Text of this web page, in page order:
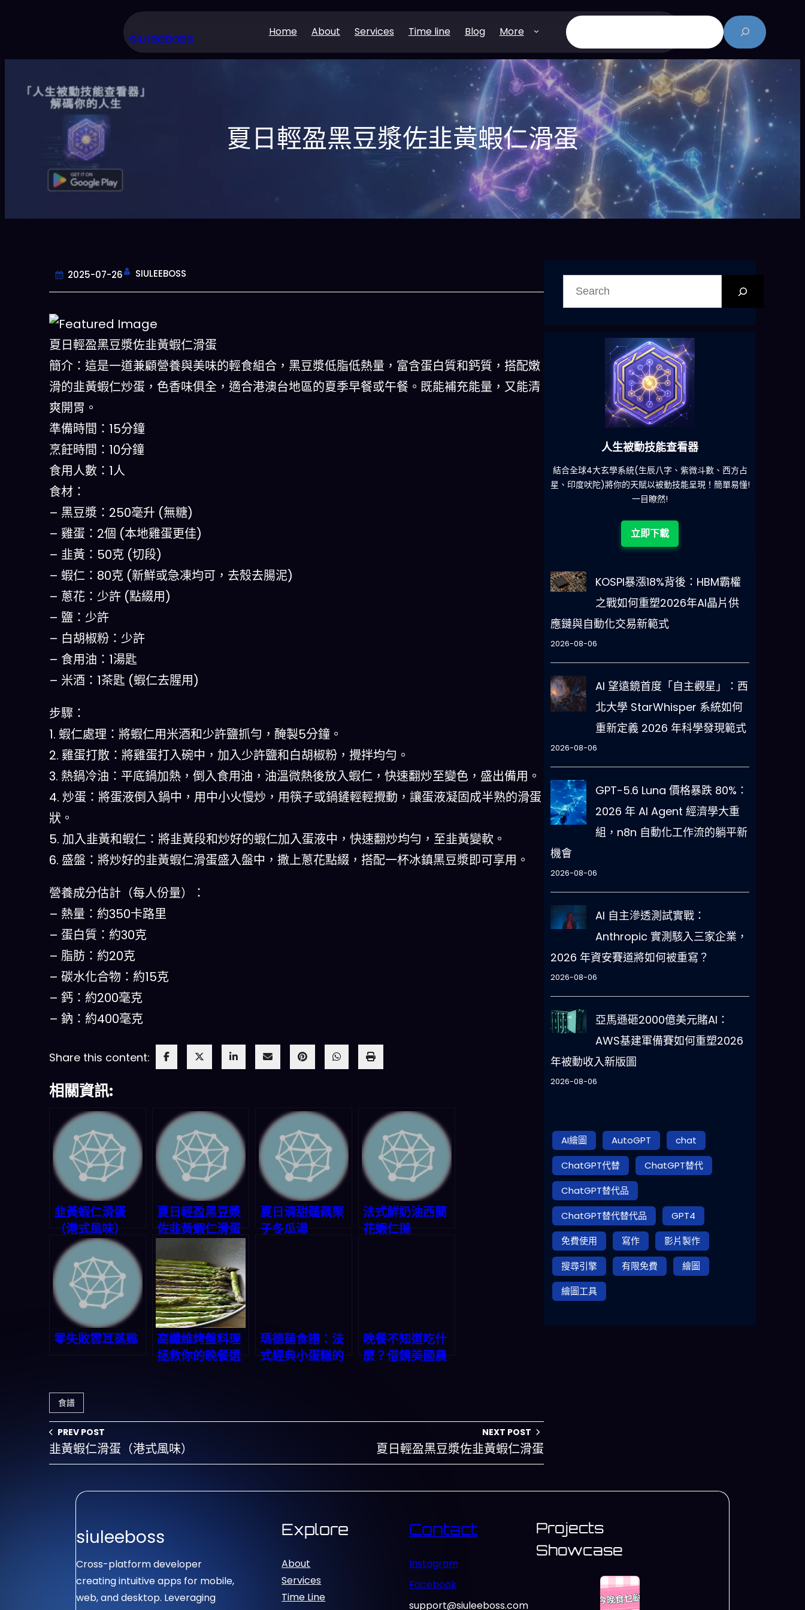
主
siuleeboss Home About Services Time line Blog More
搜
尋
夏日輕盈黑豆漿佐韭黃蝦仁滑蛋
2025-07-26 SIULEEBOSS
夏日輕盈黑豆漿佐韭黃蝦仁滑蛋
簡介：這是一道兼顧營養與美味的輕食組合，黑豆漿低脂低熱量，富含蛋白質和鈣質，搭配嫩
滑的韭黃蝦仁炒蛋，色香味俱全，適合港澳台地區的夏季早餐或午餐。既能補充能量，又能清
爽開胃。
準備時間：15分鐘
烹飪時間：10分鐘
食用人數：1人
食材：
– 黑豆漿：250毫升 (無糖)
– 雞蛋：2個 (本地雞蛋更佳)
– 韭黃：50克 (切段)
– 蝦仁：80克 (新鮮或急凍均可，去殼去腸泥)
– 蔥花：少許 (點綴用)
– 鹽：少許
– 白胡椒粉：少許
– 食用油：1湯匙
– 米酒：1茶匙 (蝦仁去腥用)
步驟：
1. 蝦仁處理：將蝦仁用米酒和少許鹽抓勻，醃製5分鐘。
2. 雞蛋打散：將雞蛋打入碗中，加入少許鹽和白胡椒粉，攪拌均勻。
3. 熱鍋冷油：平底鍋加熱，倒入食用油，油溫微熱後放入蝦仁，快速翻炒至變色，盛出備用。
4. 炒蛋：將蛋液倒入鍋中，用中小火慢炒，用筷子或鍋鏟輕輕攪動，讓蛋液凝固成半熟的滑蛋
狀。
5. 加入韭黃和蝦仁：將韭黃段和炒好的蝦仁加入蛋液中，快速翻炒均勻，至韭黃變軟。
6. 盛盤：將炒好的韭黃蝦仁滑蛋盛入盤中，撒上蔥花點綴，搭配一杯冰鎮黑豆漿即可享用。
營養成分估計（每人份量）：
– 熱量：約350卡路里
– 蛋白質：約30克
– 脂肪：約20克
– 碳水化合物：約15克
– 鈣：約200毫克
– 鈉：約400毫克
Share this content:
相關資訊:
韭黃蝦仁滑蛋
（港式風味）
夏日輕盈黑豆漿
佐韭黃蝦仁滑蛋
夏日清甜蓮藕栗
子冬瓜湯
法式鮮奶油西蘭
花蝦仁撻
零失敗雲耳蒸雞
高纖維烤盤料理
拯救你的晚餐選
瑪德蓮食譜：法
式經典小蛋糕的
晚餐不知道吃什
麼？借鏡美國農
解決忙碌生活痛
食譜
PREV POST
韭黃蝦仁滑蛋（港式風味）
NEXT POST
夏日輕盈黑豆漿佐韭黃蝦仁滑蛋
結合全球4大玄學系統(生辰八字、紫微斗數、西方占
星、印度吠陀)將你的天賦以被動技能呈現！簡單易懂!
六合彩發達神器
減少超過500萬個低概率中獎組合，提高中
KOSPI暴漲18%背後：HBM霸權
之戰如何重塑2026年AI晶片供
應鏈與自動化交易新範式
2026-08-06
AI 望遠鏡首度「自主觀星」：西
北大學 StarWhisper 系統如何
重新定義 2026 年科學發現範式
2026-08-06
GPT-5.6 Luna 價格暴跌 80%：
2026 年 AI Agent 經濟學大重
組，n8n 自動化工作流的躺平新
機會
2026-08-06
AI 自主滲透測試實戰：
Anthropic 實測駭入三家企業，
2026 年資安賽道將如何被重寫？
2026-08-06
亞馬遜砸2000億美元賭AI：
AWS基建軍備賽如何重塑2026
年被動收入新版圖
2026-08-06
AI繪圖 AutoGPT
chat
ChatGPT代替
ChatGPT替代
ChatGPT替代品
ChatGPT替代替代品
GPT4
免費使用
寫作
影片製作
搜尋引擎
有限免費
繪圖
繪圖工具
siuleeboss
Cross-platform developer
creating intuitive apps for mobile,
web, and desktop. Leveraging
Explore
About
Services
Time Line
Contact
Instagram
Facebook
support@siuleeboss.com
Projects
Showcase